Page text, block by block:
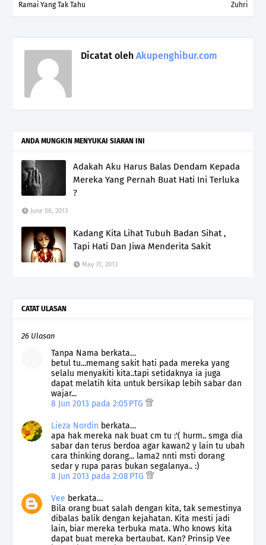
Zuhri
Ramai Yang Tak Tahu
Dicatat oleh Akupenghibur.com
ANDA MUNGKIN MENYUKAI SIARAN INI
Adakah Aku Harus Balas Dendam Kepada
Mereka Yang Pernah Buat Hati Ini Terluka
?
June 08, 2013
Kadang Kita Lihat Tubuh Badan Sihat ,
Tapi Hati Dan Jiwa Menderita Sakit
May 31, 2013
CATAT ULASAN
26 Ulasan
Tanpa Nama berkata…
betul tu...memang sakit hati pada mereka yang
selalu menyakiti kita..tapi setidaknya ia juga
dapat melatih kita untuk bersikap lebih sabar dan
wajar...
8 Jun 2013 pada 2:05 PTG
Lieza Nordin berkata…
apa hak mereka nak buat cm tu :'( hurm.. smga dia
sabar dan terus berdoa agar kawan2 y lain tu ubah
cara thinking dorang... lama2 nnti msti dorang
sedar y rupa paras bukan segalanya.. :)
8 Jun 2013 pada 2:08 PTG
Vee berkata…
Bila orang buat salah dengan kita, tak semestinya
dibalas balik dengan kejahatan. Kita mesti jadi
lain, biar mereka terbuka mata. Who knows kita
dapat buat mereka bertaubat. Kan? Prinsip Vee